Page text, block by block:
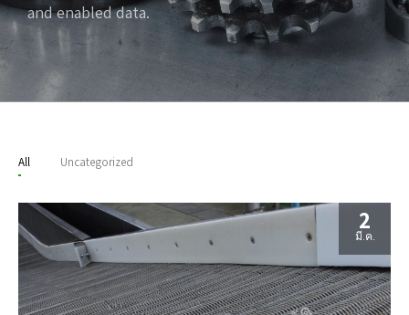
and enabled data.
All Uncategorized
2
มี.ค.